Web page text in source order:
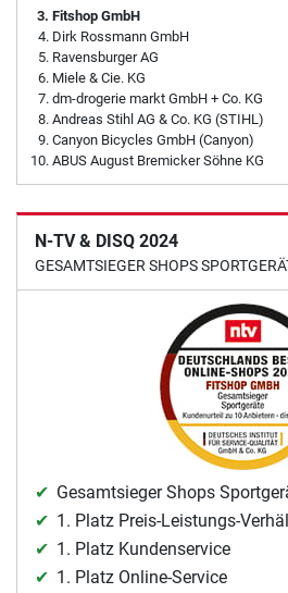
Fitshop GmbH
Dirk Rossmann GmbH
Ravensburger AG
Miele & Cie. KG
dm-drogerie markt GmbH + Co. KG
Andreas Stihl AG & Co. KG (STIHL)
Canyon Bicycles GmbH (Canyon)
ABUS August Bremicker Söhne KG
N-TV & DISQ 2024
GESAMTSIEGER SHOPS
Gesamtsieger Shops
1. Platz Preis-Leistungs-
1. Platz Kundenservice
1. Platz Online-Service